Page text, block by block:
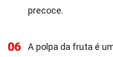
precoce.
06
A polpa da fruta é